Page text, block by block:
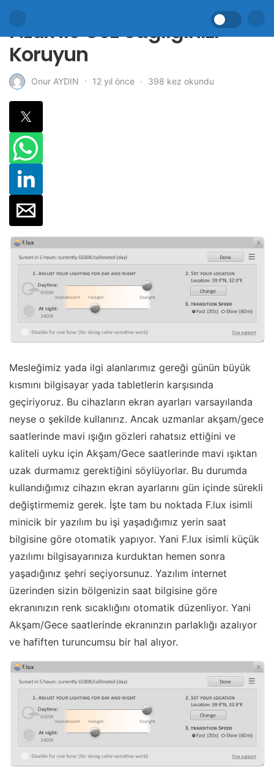
F.Lux ile Göz Sağlığınızı
Koruyun
Onur AYDIN 12 yıl önce 398 kez okundu
Mesleğimiz yada ilgi alanlarımız gereği günün büyük
kısmını bilgisayar yada tabletlerin karşısında
geçiriyoruz. Bu cihazların ekran ayarları varsayılanda
neyse o şekilde kullanırız. Ancak uzmanlar akşam/gece
saatlerinde mavi ışığın gözleri rahatsız ettiğini ve
kaliteli uyku için Akşam/Gece saatlerinde mavi ışıktan
uzak durmamız gerektiğini söylüyorlar. Bu durumda
kullandığımız cihazın ekran ayarlarını gün içinde sürekli
değiştirmemiz gerek. İşte tam bu noktada F.lux isimli
minicik bir yazılım bu işi yaşadığımız yerin saat
bilgisine göre otomatik yapıyor. Yani F.lux isimli küçük
yazılımı bilgisayarınıza kurduktan hemen sonra
yaşadığınız şehri seçiyorsunuz. Yazılım internet
üzerinden sizin bölgenizin saat bilgisine göre
ekranınızın renk sıcaklığını otomatik düzenliyor. Yani
Akşam/Gece saatlerinde ekranınzın parlaklığı azalıyor
ve hafiften turuncumsu bir hal alıyor.